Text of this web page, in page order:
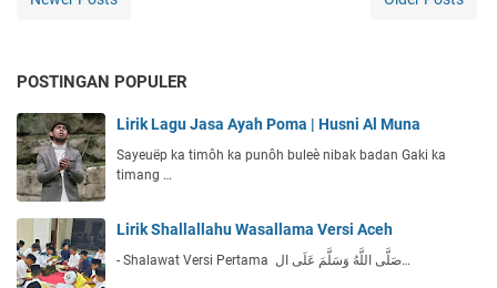
POSTINGAN POPULER
Lirik Lagu Jasa Ayah Poma | Husni Al Muna
Sayeuëp ka timôh ka punôh buleè nibak badan Gaki ka
timang …
Lirik Shallallahu Wasallama Versi Aceh
- Shalawat Versi Pertama صَلَّى اللَّهُ وَسَلَّمَ عَلَى ال…